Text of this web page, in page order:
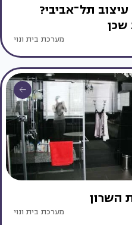
תל־אביבי?
שכן
מערכת בית ונוי
השרון
מערכת בית ונוי